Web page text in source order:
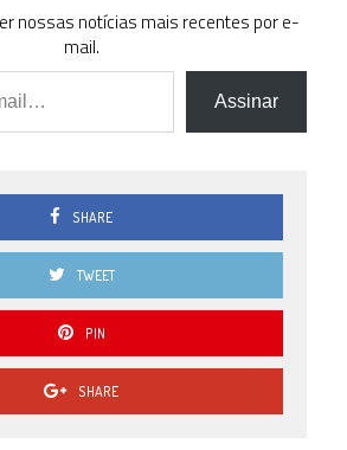
nossas notícias mais recentes por e-
mail.
Assinar
SHARE
TWEET
PIN
SHARE